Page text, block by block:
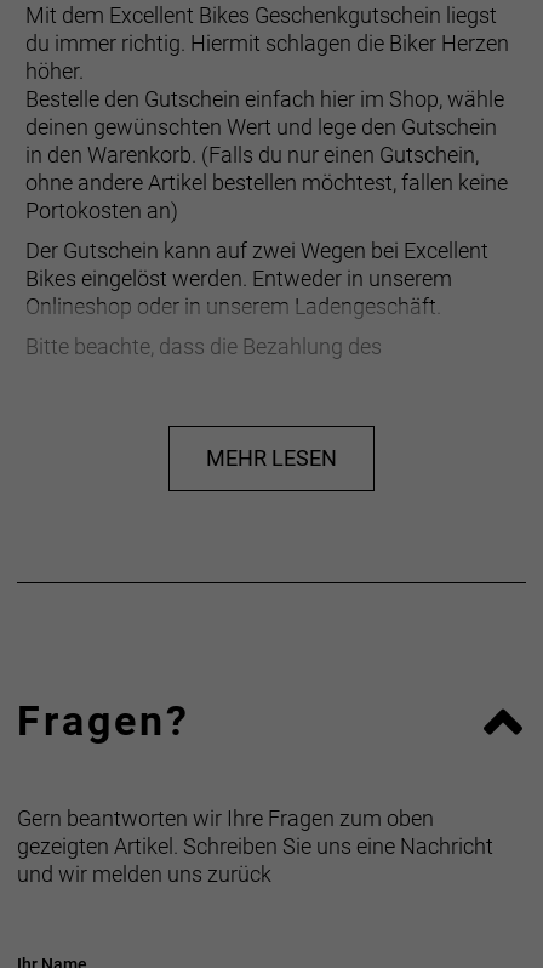
Mit dem Excellent Bikes Geschenkgutschein liegst
du immer richtig. Hiermit schlagen die Biker Herzen
höher.
Bestelle den Gutschein einfach hier im Shop, wähle
deinen gewünschten Wert und lege den Gutschein
in den Warenkorb. (Falls du nur einen Gutschein,
ohne andere Artikel bestellen möchtest, fallen keine
Portokosten an)
Der Gutschein kann auf zwei Wegen bei Excellent
Bikes eingelöst werden. Entweder in unserem
Onlineshop oder in unserem Ladengeschäft.
Bitte beachte, dass die Bezahlung des
Du kannst ganz einfach per PayPal, Klarna
oder Vorauskasse bezahlen.
MEHR LESEN
Fragen?
Gern beantworten wir Ihre Fragen zum oben
gezeigten Artikel. Schreiben Sie uns eine Nachricht
und wir melden uns zurück
Ihr Name